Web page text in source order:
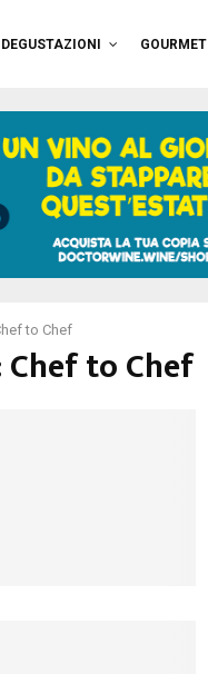
DEGUSTAZIONI GOURMET
to Chef
Chef to Chef